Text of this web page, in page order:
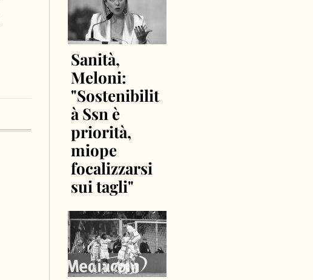
Sanità,
Meloni:
"Sostenibilit
à Ssn è
priorità,
miope
focalizzarsi
sui tagli"